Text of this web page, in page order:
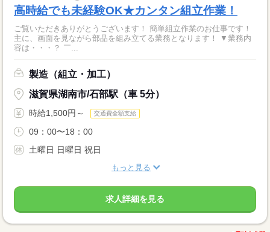
高時給でも未経験OK★カンタン組立作業！
ご覧いただきありがとうございます！ 簡単組立作業のお仕事です！
主に、画面を見ながら部品を組み立てる業務となります！ ▼業務内
容は・・・？ ￣...
製造（組立・加工）
滋賀県湖南市/石部駅（車 5分）
時給1,500円～ 交通費全額支給
09：00〜18：00
土曜日 日曜日 祝日
もっと見る
求人詳細を見る